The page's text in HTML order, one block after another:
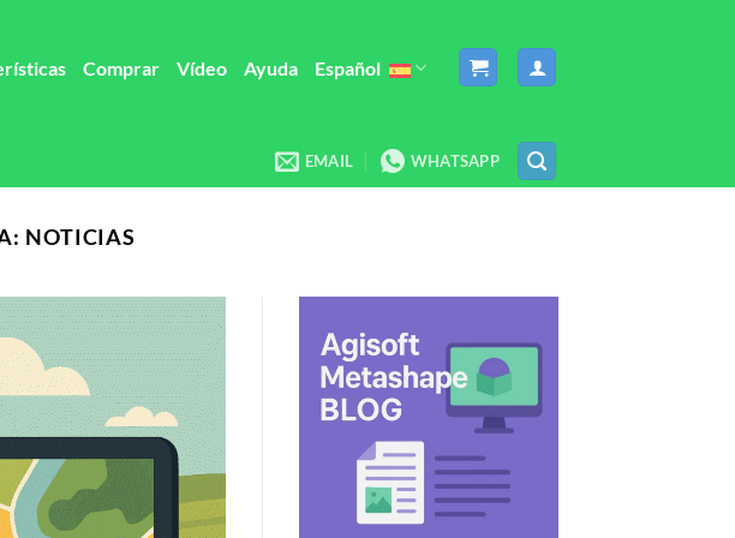
Comprar Vídeo Ayuda Español
EMAIL WHATSAPP
NOTICIAS